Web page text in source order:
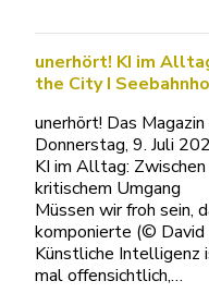
unerhört! KI im
the City I
unerhört! Das
Donnerstag, 9. Juli
KI im Alltag:
kritischem Umgang
Müssen wir froh sein,
komponierte (© David
Künstliche
mal offensichtlich,…